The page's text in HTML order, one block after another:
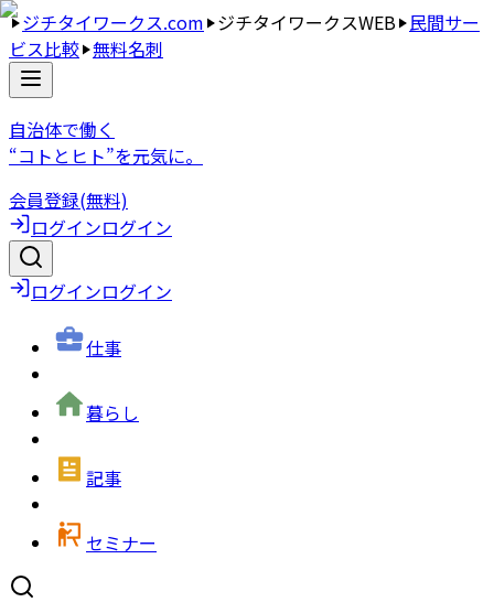
ジチタイワークス.com ジチタイワークスWEB 民間サー
ビス比較 無料名刺
自治体で働く
“コトとヒト”を元気に。
会員登録(無料)
ログインログイン
ログインログイン
仕事
暮らし
記事
セミナー